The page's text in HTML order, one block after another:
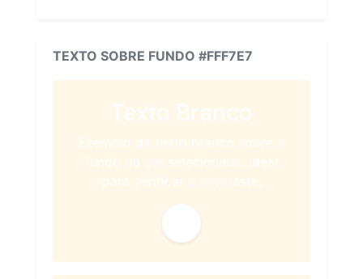
TEXTO SOBRE FUNDO #FFF7E7
Texto Branco
Exemplo de texto branco sobre o
fundo da cor selecionada. Ideal
para verificar o contraste.